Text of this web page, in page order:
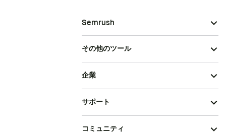
Semrush
その他のツール
企業
サポート
コミュニティ